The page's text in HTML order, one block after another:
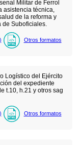
Militar de Ferrol
técnica,
de la reforma y
Suboficiales.
Otros formatos
Logístico del Ejército
del expediente
t.10, h.21 y otros sag
Otros formatos